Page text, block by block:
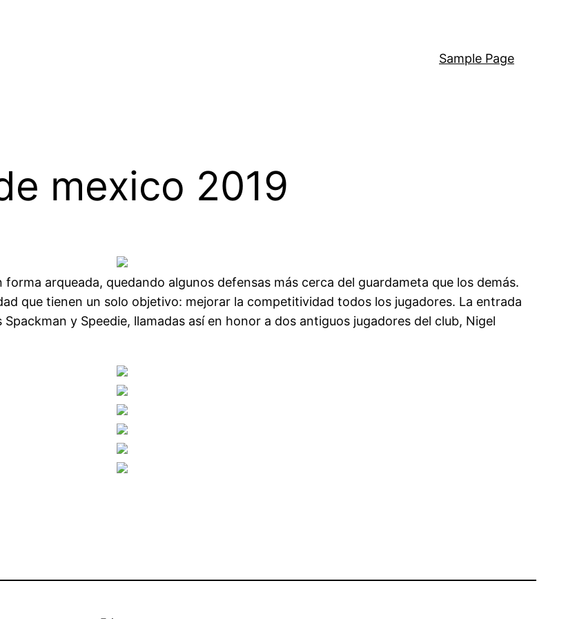
Sample Page
mexico 2019
arqueada, quedando algunos defensas más cerca del guardameta que los demás.
que tienen un solo objetivo: mejorar la competitividad todos los jugadores. La entrada
y Speedie, llamadas así en honor a dos antiguos jugadores del club, Nigel